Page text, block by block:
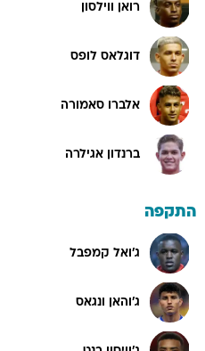
רואן ווילסון
דוגלאס לופס
אלברו סאמורה
ברנדון אגילרה
התקפה
ג'ואל קמפבל
ג'והאן ונגאס